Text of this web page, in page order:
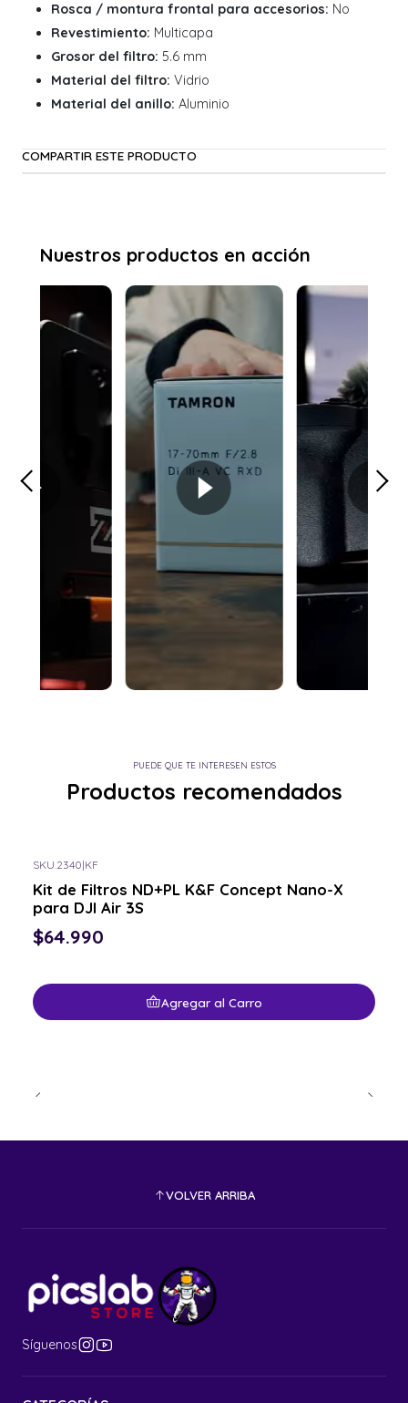
Rosca / montura frontal para accesorios: No
Revestimiento: Multicapa
Grosor del filtro: 5.6 mm
Material del filtro: Vidrio
Material del anillo: Aluminio
COMPARTIR ESTE PRODUCTO
PUEDE QUE TE INTERESEN ESTOS
Productos recomendados
SKU.2340|KF
Kit de Filtros ND+PL K&F Concept Nano-X
para DJI Air 3S
$64.990
Agregar al Carro
VOLVER ARRIBA
Síguenos